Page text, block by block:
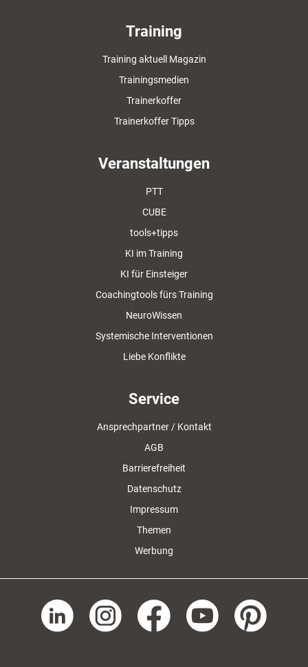
Training
Training aktuell Magazin
Trainingsmedien
Trainerkoffer
Trainerkoffer Tipps
Veranstaltungen
PTT
CUBE
tools+tipps
KI im Training
KI für Einsteiger
Coachingtools fürs Training
NeuroWissen
Systemische Interventionen
Liebe Konflikte
Service
Ansprechpartner / Kontakt
AGB
Barrierefreiheit
Datenschutz
Impressum
Themen
Werbung